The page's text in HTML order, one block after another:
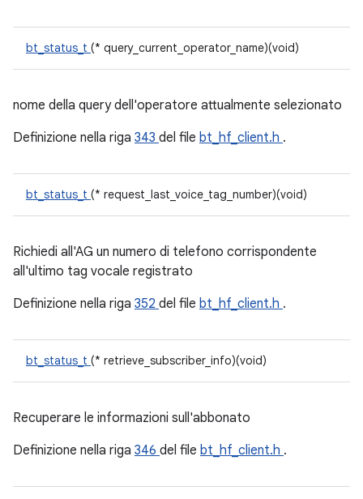
bt_status_t (* query_current_operator_name)(void)
nome della query dell'operatore attualmente selezionato
Definizione nella riga 343 del file bt_hf_client.h .
bt_status_t (* request_last_voice_tag_number)(void)
Richiedi all'AG un numero di telefono corrispondente
all'ultimo tag vocale registrato
Definizione nella riga 352 del file bt_hf_client.h .
bt_status_t (* retrieve_subscriber_info)(void)
Recuperare le informazioni sull'abbonato
Definizione nella riga 346 del file bt_hf_client.h .